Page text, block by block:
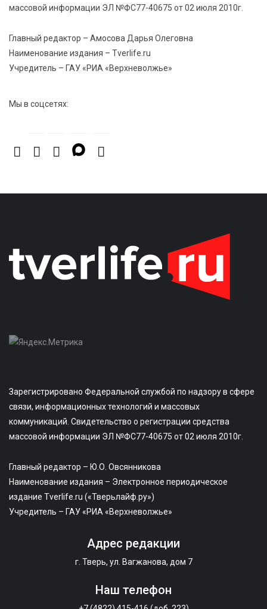
массовой информации ЭЛ №ФС77-40675 от 02 июля 2010г.
Главный редактор – Амосова Дарья Олеговна
Наименование издания – Tverlife.ru
Учредитель – ГАУ «РИА «Верхневолжье»
Мы в соцсетях:
Зарегистрировано Федеральной службой по надзору в сфере
связи, информационных технологий и массовых
коммуникаций. Свидетельство о регистрации средства
массовой информации ЭЛ №ФС77-40675 от 02 июля 2010г.
Главный редактор – Ю.О. Овсянникова
Наименование издания – Электронное периодическое
издание Tverlife.ru («Тверьлайф.ру»)
Учредитель – ГАУ «РИА «Верхневолжье»
Адрес редакции
г. Тверь, ул. Вагжанова, дом 7
Наш телефон